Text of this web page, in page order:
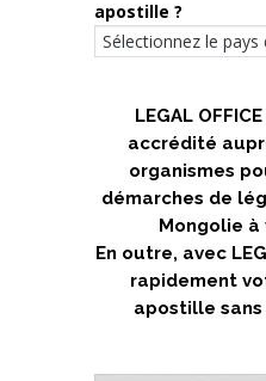
apostille ?
LEGAL
accrédité
organismes
démarches de
Mongolie
En outre, avec
rapidement
apostille